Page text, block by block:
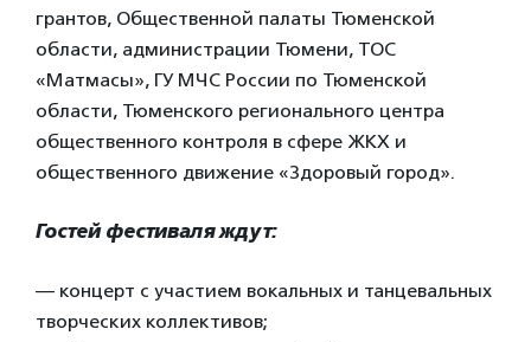
грантов, Общественной палаты Тюменской
области, администрации Тюмени, ТОС
«Матмасы», ГУ МЧС России по Тюменской
области, Тюменского регионального центра
общественного контроля в сфере ЖКХ и
общественного движение «Здоровый город».
Гостей фестиваля ждут:
— концерт с участием вокальных и танцевальных
творческих коллективов;